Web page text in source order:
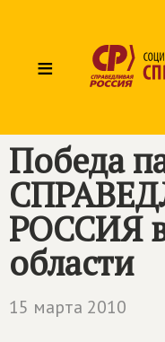
≡
Победа
РОССИЯ
области
15 марта 2010